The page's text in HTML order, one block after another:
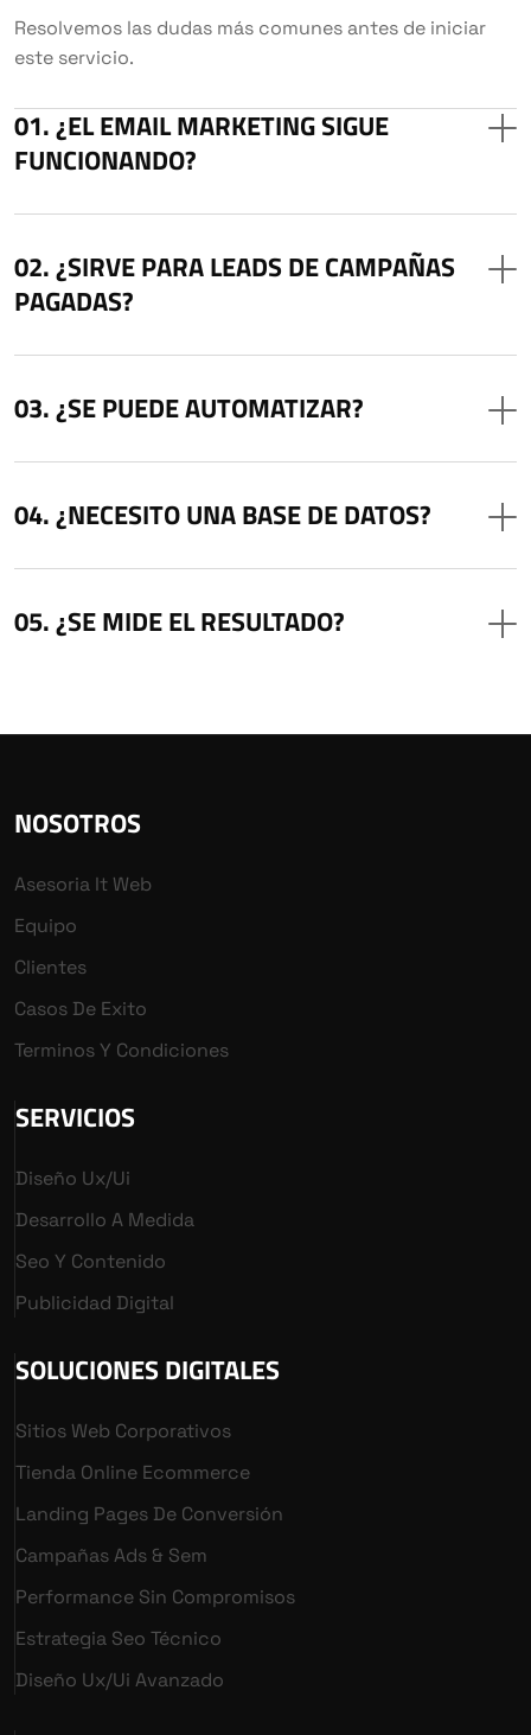
Resolvemos las dudas más comunes antes de iniciar
este servicio.
¿EL EMAIL MARKETING SIGUE
FUNCIONANDO?
¿SIRVE PARA LEADS DE CAMPAÑAS
PAGADAS?
¿SE PUEDE AUTOMATIZAR?
¿NECESITO UNA BASE DE DATOS?
¿SE MIDE EL RESULTADO?
NOSOTROS
Asesoria It Web
Equipo
Clientes
Casos De Exito
Terminos Y Condiciones
SERVICIOS
Diseño Ux/ui
Desarrollo A Medida
Seo Y Contenido
Publicidad Digital
SOLUCIONES DIGITALES
Sitios Web Corporativos
Tienda Online Ecommerce
Landing Pages De Conversión
Campañas Ads & Sem
Performance Sin Compromisos
Estrategia Seo Técnico
Diseño Ux/ui Avanzado